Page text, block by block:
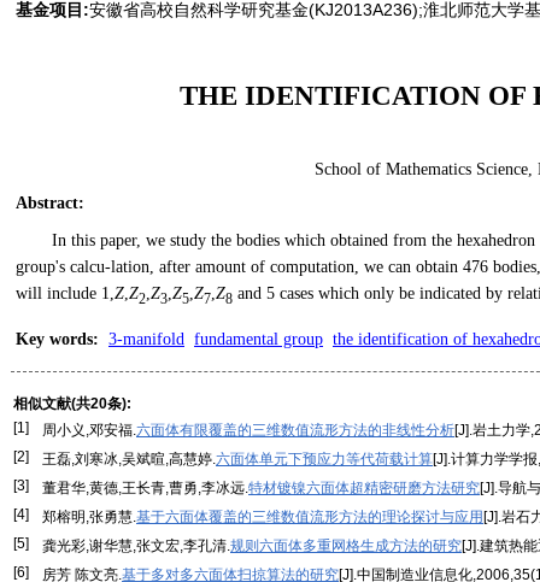
基金项目:安徽省高校自然科学研究基金(KJ2013A236);淮北师范大学
THE IDENTIFICATION OF
School of Mathematics
Abstract:
In this paper, we study the bodies which obtained from the
group's calcu-lation, after amount of computation, we can obtain 476
will include 1,Z,Z2,Z3,Z5,Z7,Z8 and 5 cases which only be indicated by
Key words: 3-manifold fundamental group the identification of
相似文献(共20条):
[1]
周小义,邓安福.六面体有限覆盖的三维数值流形方法的非线性分析[J].岩土力学
[2]
王磊,刘寒冰,吴斌暄,高慧婷.六面体单元下预应力等代荷载计算[J].计算力学学
[3]
董君华,黄德,王长青,曹勇,李冰远.特材镀镍六面体超精密研磨方法研究[J].导航
[4]
郑榕明,张勇慧.基于六面体覆盖的三维数值流形方法的理论探讨与应用 [J].岩石
[5]
龚光彩,谢华慧,张文宏,李孔清.规则六面体多重网格生成方法的研究[J].建筑热
[6]
房芳 陈文亮.基于多对多六面体扫掠算法的研究[J].中国制造业信息化